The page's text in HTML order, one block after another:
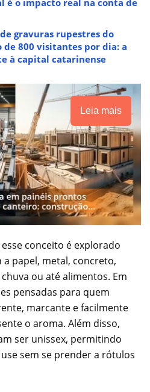
é o impacto real na conta de
gravuras rupestres do
800 visitantes por dia: a
à capital catarinense
Leia mais
conceito é explorado
papel, metal, concreto,
ou até alimentos. Em
pensadas para quem
marcante e facilmente
o aroma. Além disso,
ser unissex, permitindo
sem se prender a rótulos